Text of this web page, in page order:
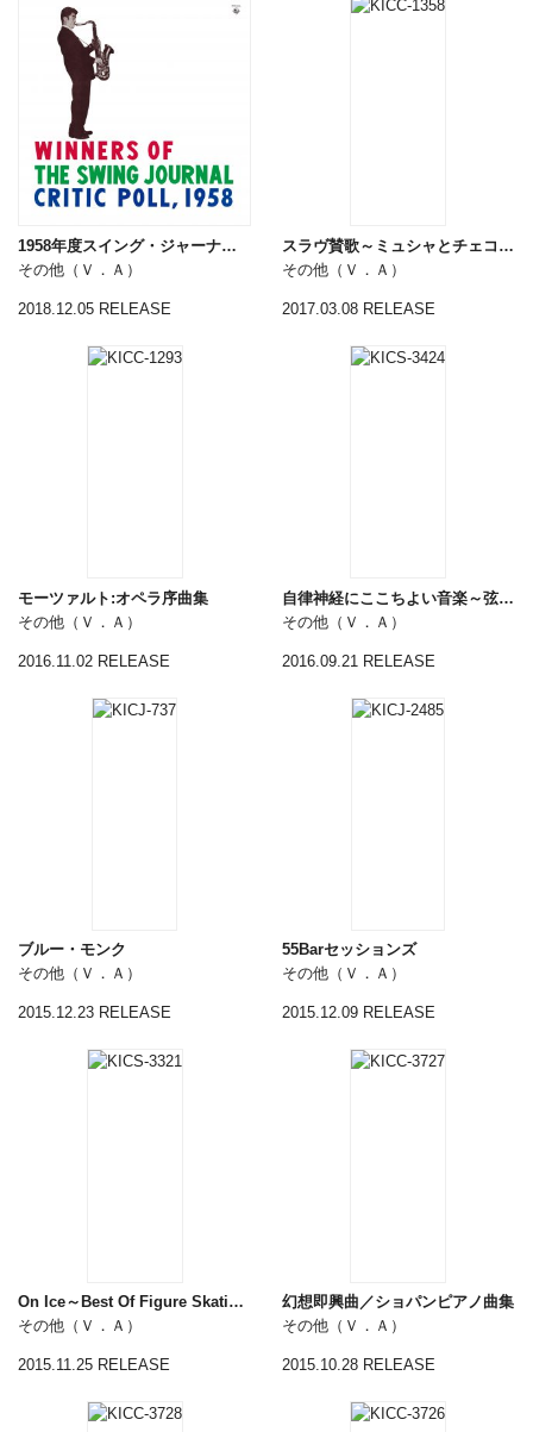
1958年度スイング・ジャーナル批評家選出オール・スターズ
その他（Ｖ．Ａ）
2018.12.05 RELEASE
スラヴ賛歌～ミュシャとチェコ音楽の世界
その他（Ｖ．Ａ）
2017.03.08 RELEASE
モーツァルト:オペラ序曲集
その他（Ｖ．Ａ）
2016.11.02 RELEASE
自律神経にここちよい音楽～弦楽リラクゼーション～
その他（Ｖ．Ａ）
2016.09.21 RELEASE
ブルー・モンク
その他（Ｖ．Ａ）
2015.12.23 RELEASE
55Barセッションズ
その他（Ｖ．Ａ）
2015.12.09 RELEASE
On Ice～Best Of Figure Skating Music～
その他（Ｖ．Ａ）
2015.11.25 RELEASE
幻想即興曲／ショパンピアノ曲集
その他（Ｖ．Ａ）
2015.10.28 RELEASE